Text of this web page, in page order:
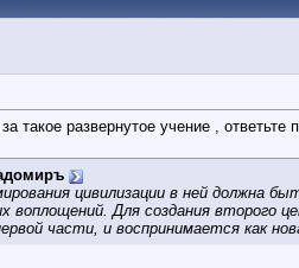
такое развернутое учение ,
цивилизации в ней должна
воплощений. Для создания второго
части, и воспринимается как